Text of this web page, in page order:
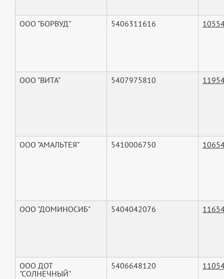
ООО "БОРВУД" 5406311616
ООО "ВИТА" 5407975810
ООО "АМАЛЬТЕЯ" 5410006750
ООО "ДОМИНОСИБ" 5404042076
ООО ДОТ
"СОЛНЕЧНЫЙ"
5406648120